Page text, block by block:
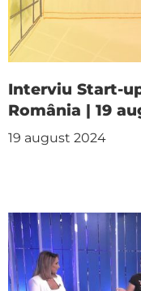
Interviu Start-
România | 19
19 august 2024